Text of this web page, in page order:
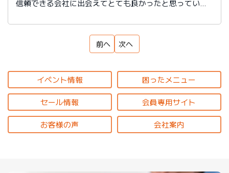
信頼できる会社に出会えてとても良かったと思っていま
前へ 次へ
イベント情報 困ったメニュー
セール情報 会員専用サイト
お客様の声 会社案内